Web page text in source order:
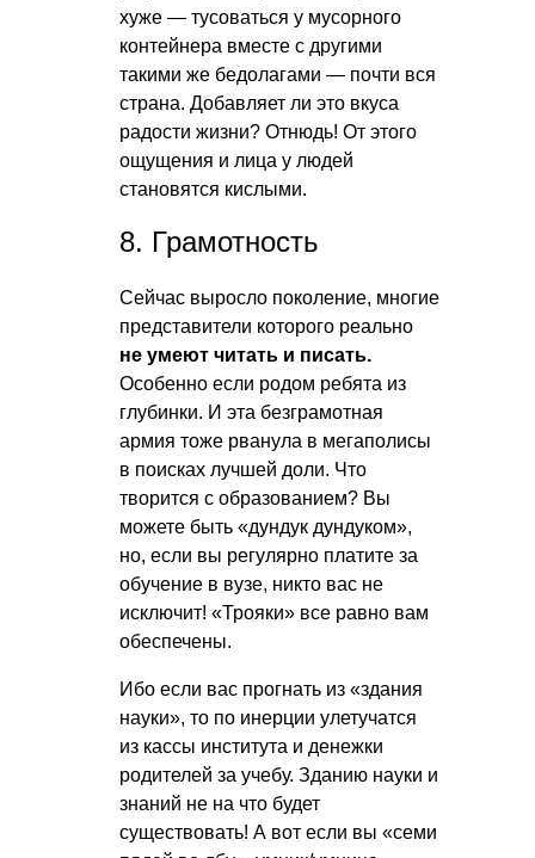
хуже — тусоваться у мусорного
контейнера вместе с другими
такими же бедолагами — почти вся
страна. Добавляет ли это вкуса
радости жизни? Отнюдь! От этого
ощущения и лица у людей
становятся кислыми.
8. Грамотность
Сейчас выросло поколение, многие
представители которого реально
не умеют читать и писать.
Особенно если родом ребята из
глубинки. И эта безграмотная
армия тоже рванула в мегаполисы
в поисках лучшей доли. Что
творится с образованием? Вы
можете быть «дундук дундуком»,
но, если вы регулярно платите за
обучение в вузе, никто вас не
исключит! «Трояки» все равно вам
обеспечены.
Ибо если вас прогнать из «здания
науки», то по инерции улетучатся
из кассы института и денежки
родителей за учебу. Зданию науки и
знаний не на что будет
существовать! А вот если вы «семи